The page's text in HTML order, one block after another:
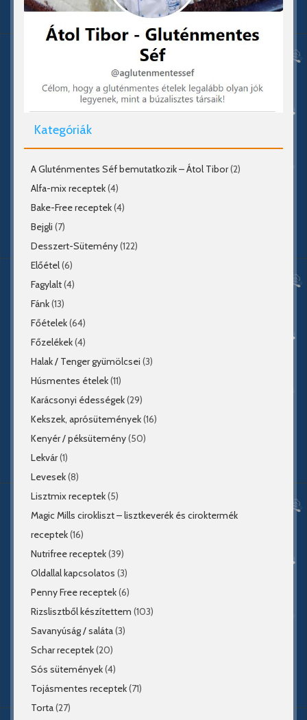
Kategóriák
A Gluténmentes Séf bemutatkozik – Átol Tibor(2)
Alfa-mix receptek(4)
Bake-Free receptek(4)
Bejgli (7)
Desszert-Sütemény(122)
Előétel(6)
Fagylalt(4)
Fánk(13)
Főételek(64)
Főzelékek(4)
Halak / Tenger gyümölcsei (3)
Húsmentes ételek(11)
Karácsonyi édességek(29)
Kekszek, aprósütemények(16)
Kenyér / péksütemény(50)
Lekvár(1)
Levesek(8)
Lisztmix receptek(5)
Magic Mills cirokliszt – lisztkeverék és ciroktermék
receptek(16)
Nutrifree receptek(39)
Oldallal kapcsolatos (3)
Penny Free receptek(6)
Rizslisztből készítettem (103)
Savanyúság / saláta(3)
Schar receptek(20)
Sós sütemények(4)
Tojásmentes receptek(71)
Torta(27)